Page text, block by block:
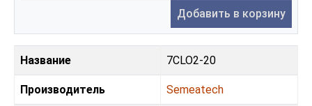
Добавить в корзину
Название 7CLO2-20
Производитель Semeatech